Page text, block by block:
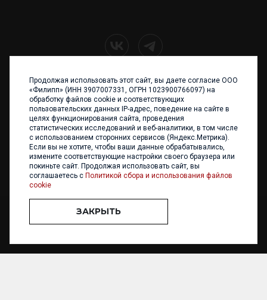
+7 (4012) 960 898
236017 Калининград,
ул. Каштановая аллея, 47
Телефон: +7 4012 960 898,
+7 4012 960 856
Написать нам
ООО «ФИЛИПП» © 2013 - 2026. Все права защищены
Разработка и
Продолжая использовать этот сайт, вы даете согласие ООО
«Филипп» (ИНН 3907007331, ОГРН 1023900766097) на
обработку файлов cookie и соответствующих
пользовательских данных IP-адрес, поведение на сайте в
целях функционирования сайта, проведения
статистических исследований и веб-аналитики, в том числе
с использованием сторонних сервисов (Яндекс.Метрика).
Если вы не хотите, чтобы ваши данные обрабатывались,
измените соответствующие настройки своего браузера или
покиньте сайт. Продолжая использовать сайт, вы
соглашаетесь с Политикой сбора и использования файлов
cookie
ЗАКРЫТЬ